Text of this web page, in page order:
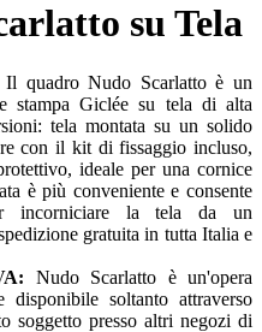
su Tela
Il quadro Nudo Scarlatto è un
stampa Giclée su tela di alta
tela montata su un solido
con il kit di fissaggio incluso,
ideale per una cornice
è più conveniente e consente
incorniciare la tela da un
gratuita in tutta Italia e
Nudo Scarlatto è un'opera
disponibile soltanto attraverso
soggetto presso altri negozi di